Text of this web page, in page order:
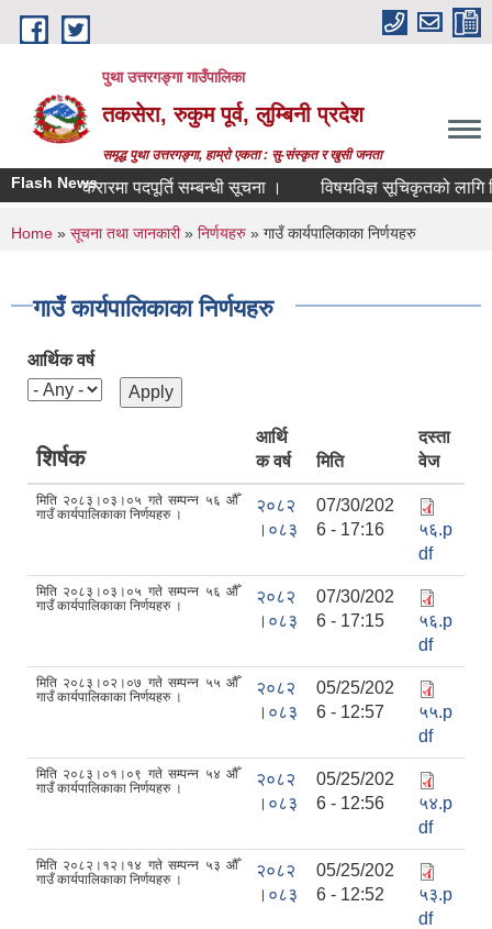
Skip to main content
पुथा उत्तरगङ्गा गाउँपालिका
तकसेरा, रुकुम पूर्व, लुम्बिनी प्रदेश
समृद्ध पुथा उत्तरगङ्गा, हाम्रो एकता : सु-संस्कृत र खुसी जनता
Flash News
सेवा करारमा पदपूर्ति सम्बन्धी सूचना । विषयविज्ञ सूचिकृतको लागि
You are here
Home » सूचना तथा जानकारी» निर्णयहरु » गाउँ कार्यपालिकाका निर्णयहरु
गाउँ कार्यपालिकाका निर्णयहरु
आर्थिक वर्ष
शिर्षक
आर्थि
क वर्ष
मिति
दस्ता
वेज
मिति २०८३।०३।०५ गते सम्पन्न ५६ औँ
गाउँ कार्यपालिकाका निर्णयहरु ।
२०८२
।०८३
07/30/202
6 - 17:16
५६.p
df
मिति २०८३।०३।०५ गते सम्पन्न ५६ औँ
गाउँ कार्यपालिकाका निर्णयहरु ।
२०८२
।०८३
07/30/202
6 - 17:15
५६.p
df
मिति २०८३।०२।०७ गते सम्पन्न ५५ औँ
गाउँ कार्यपालिकाका निर्णयहरु ।
२०८२
।०८३
05/25/202
6 - 12:57
५५.p
df
मिति २०८३।०१।०९ गते सम्पन्न ५४ औँ
गाउँ कार्यपालिकाका निर्णयहरु ।
२०८२
।०८३
05/25/202
6 - 12:56
५४.p
df
मिति २०८२।१२।१४ गते सम्पन्न ५३ औँ
गाउँ कार्यपालिकाका निर्णयहरु ।
२०८२
।०८३
05/25/202
6 - 12:52
५३.p
df